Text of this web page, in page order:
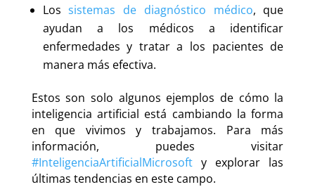
Lossistemas de diagnóstico médico, que
ayudan a los médicos a identificar
enfermedades y tratar a los pacientes de
manera más efectiva.
Estos son solo algunos ejemplos de cómo la
inteligencia artificial está cambiando la forma
en que vivimos y trabajamos. Para más
información, puedes visitar
#InteligenciaArtificialMicrosofty explorar las
últimas tendencias en este campo.